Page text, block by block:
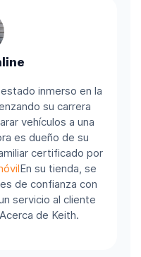
inmerso en la
su carrera
vehículos a una
es dueño de su
certificado por
En su tienda, se
de confianza con
servicio al cliente
Acerca de Keith.